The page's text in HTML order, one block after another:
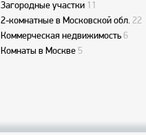
Загородные участки 11
2-комнатные в Московской обл. 22
Коммерческая недвижимость 6
Комнаты в Москве 5